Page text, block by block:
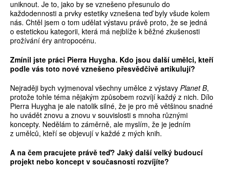
uniknout. Je to, jako by se vznešeno přesunulo do
každodennosti a prvky estetiky vznešena teď byly všude kolem
nás. Chtěl jsem o tom udělat výstavu právě proto, že se jedná
o estetickou kategorii, která má nejblíže k běžné zkušenosti
prožívání éry antropocénu.
Zmínil jste práci Pierra Huygha. Kdo jsou další umělci, kteří
podle vás toto nové vznešeno přesvědčivě artikulují?
Nejraději bych vyjmenoval všechny umělce z výstavy Planet B,
protože tohle téma nějakým způsobem rozvíjí každý z nich. Dílo
Pierra Huygha je ale natolik silné, že je pro mě většinou snadné
ho uvádět znovu a znovu v souvislosti s mnoha různými
koncepty. Nedělám to záměrně, ale myslím, že je jedním
z umělců, kteří se objevují v každé z mých knih.
A na čem pracujete právě teď? Jaký další velký budoucí
projekt nebo koncept v současnosti rozvíjíte?